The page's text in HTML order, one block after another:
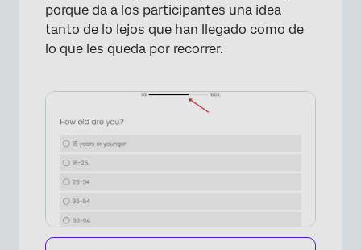
×
porque da a los participantes una idea
tanto de lo lejos que han llegado como de
lo que les queda por recorrer.